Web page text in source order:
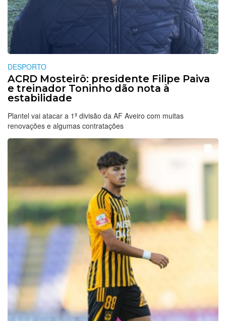
DESPORTO
ACRD Mosteirô: presidente Filipe Paiva
e treinador Toninho dão nota à
estabilidade
Plantel vai atacar a 1ª divisão da AF Aveiro com muitas
renovações e algumas contratações